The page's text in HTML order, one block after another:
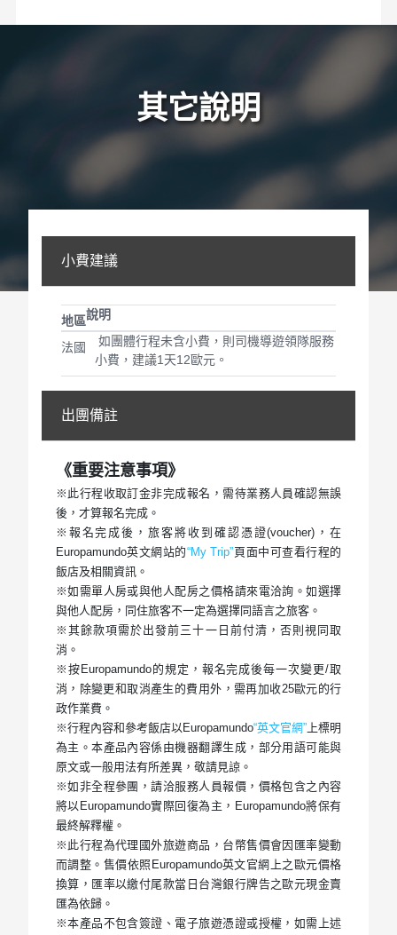
其它說明
小費建議
地區說明
法國
如團體行程未含小費，則司機導遊領隊服務
小費，建議1天12歐元。
出團備註
《重要注意事項》
※此行程收取訂金非完成報名，需待業務人員確認無誤
後，才算報名完成。
※報名完成後，旅客將收到確認憑證(voucher)，在
Europamundo英文網站的“My Trip”頁面中可查看行程的
飯店及相關資訊。
※如需單人房或與他人配房之價格請來電洽詢。如選擇
與他人配房，同住旅客不一定為選擇同語言之旅客。
※其餘款項需於出發前三十一日前付清，否則視同取
消。
※按Europamundo的規定，報名完成後每一次變更/取
消，除變更和取消產生的費用外，需再加收25歐元的行
政作業費。
※行程內容和參考飯店以Europamundo“英文官網” 上標明
為主。本產品內容係由機器翻譯生成，部分用語可能與
原文或一般用法有所差異，敬請見諒。
※如非全程參團，請洽服務人員報價，價格包含之內容
將以Europamundo實際回復為主，Europamundo將保有
最終解釋權。
※此行程為代理國外旅遊商品，台幣售價會因匯率變動
而調整。售價依照Europamundo英文官網上之歐元價格
換算，匯率以繳付尾款當日台灣銀行牌告之歐元現金賣
匯為依歸。
※本產品不包含簽證、電子旅遊憑證或授權，如需上述